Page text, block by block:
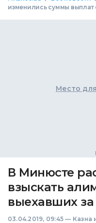
изменились суммы выплат
Место
В Минюсте
взыскать
выехавших
03.04.2019, 09:45 — Казна